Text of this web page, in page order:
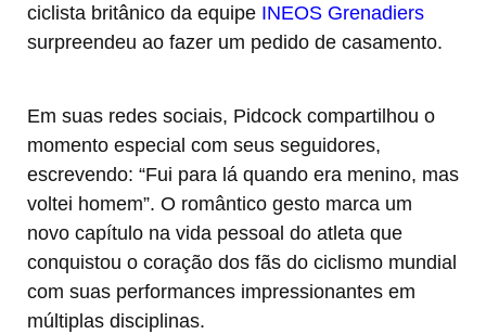
ciclista britânico da equipe INEOS Grenadiers
surpreendeu ao fazer um pedido de casamento.
Em suas redes sociais, Pidcock compartilhou o
momento especial com seus seguidores,
escrevendo: “Fui para lá quando era menino, mas
voltei homem”. O romântico gesto marca um
novo capítulo na vida pessoal do atleta que
conquistou o coração dos fãs do ciclismo mundial
com suas performances impressionantes em
múltiplas disciplinas.